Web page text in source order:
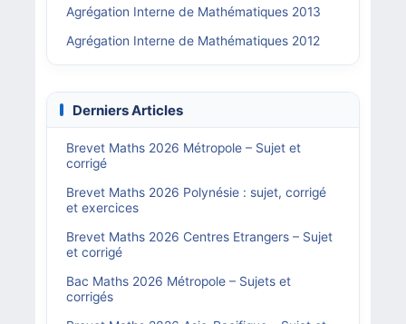
Agrégation Interne de Mathématiques 2013
Agrégation Interne de Mathématiques 2012
Derniers Articles
Brevet Maths 2026 Métropole – Sujet et
corrigé
Brevet Maths 2026 Polynésie : sujet, corrigé
et exercices
Brevet Maths 2026 Centres Etrangers – Sujet
et corrigé
Bac Maths 2026 Métropole – Sujets et
corrigés